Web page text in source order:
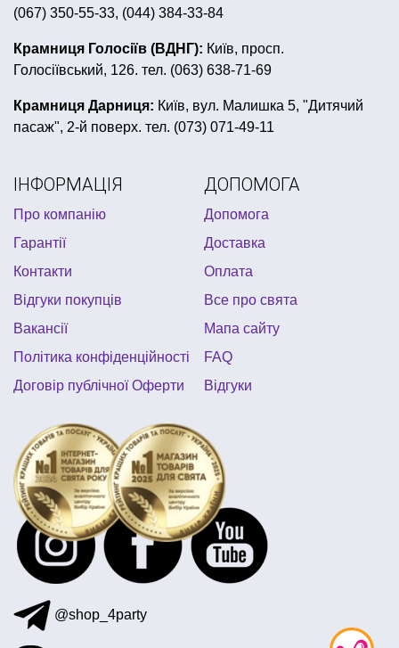
оригінальні листівки купити
костюм клоуна для дівчинки
фіксики декор для дня народження
піратські костюми дитяча подушка іграшка
кульки для 8 березня
українські сувеніри львів
сувенір
американська вечірка
аксесуари на дівич вечір
кубинська вечірка
вечірка в стилі хіпі
(067) 350-55-33, (044) 384-33-84
Крамниця Голосіїв (ВДНГ): Київ, просп.
Голосіївський, 126. тел. (063) 638-71-69
Крамниця Дарниця: Київ, вул. Малишка 5, "Дитячий
пасаж", 2-й поверх. тел. (073) 071-49-11
ІНФОРМАЦІЯ
Про компанію
Гарантії
Контакти
Відгуки покупців
Вакансії
Політика конфіденційності
Договір публічної Оферти
ДОПОМОГА
Допомога
Доставка
Оплата
Все про свята
Мапа сайту
FAQ
Відгуки
@shop_4party